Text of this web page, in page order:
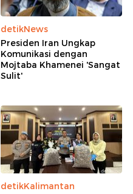
detikNews
Presiden Iran Ungkap
Komunikasi dengan
Mojtaba Khamenei 'Sangat
Sulit'
detikKalimantan